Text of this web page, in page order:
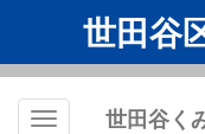
世田谷
Toggle
世田谷く